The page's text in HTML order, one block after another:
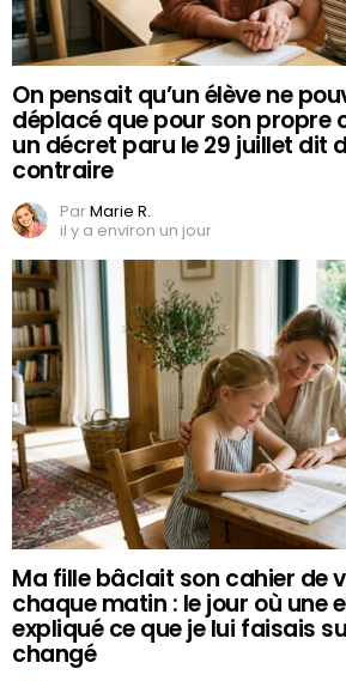
On pensait qu’un élève ne
déplacé que pour son propre
un décret paru le 29 juillet dit
contraire
ParMarie R.
il y a environ un jour
Ma fille bâclait son cahier de
chaque matin : le jour où une
expliqué ce que je lui faisais
changé